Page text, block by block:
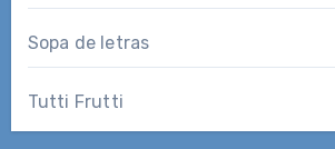
Sopa de letras
Tutti Frutti